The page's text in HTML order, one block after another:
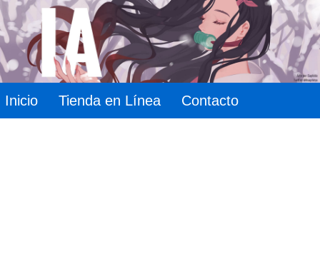
Inicio Tienda en Línea Contacto